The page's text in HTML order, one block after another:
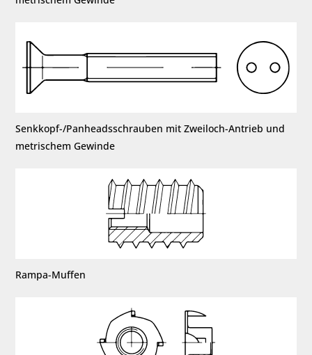
Senkkopf-/Panheadsschrauben mit Zweiloch-Antrieb und
metrischem Gewinde
Rampa-Muffen